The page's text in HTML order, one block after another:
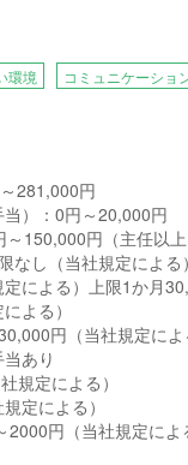
環境 コミュニケーショ
281,000円
）：0円～20,000円
150,000円（主任以上
なし（当社規定による）
による）上限1か月
よる）
円（当社規定によ
あり
規定による）
定による）
円（当社規定によ